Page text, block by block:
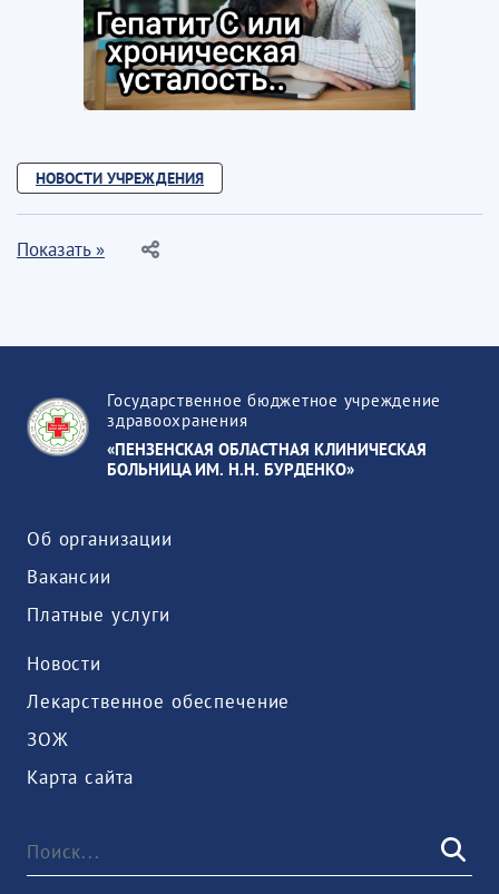
НОВОСТИ УЧРЕЖДЕНИЯ
Показать »
Государственное бюджетное учреждение
здравоохранения
«ПЕНЗЕНСКАЯ ОБЛАСТНАЯ КЛИНИЧЕСКАЯ
БОЛЬНИЦА ИМ. Н.Н. БУРДЕНКО»
Об организации
Вакансии
Платные услуги
Новости
Лекарственное обеспечение
ЗОЖ
Карта сайта